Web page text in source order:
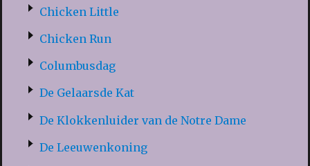
Chicken Little
Chicken Run
Columbusdag
De Gelaarsde Kat
De Klokkenluider van de Notre Dame
De Leeuwenkoning